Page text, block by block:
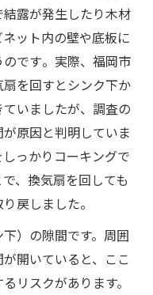
露が発生したり木材
ット内の壁や底板に
です​。実際、福岡市
を回すとシンク下か
いましたが、調査の
原因と判明していま
っかりコーキングで
、換気扇を回しても
戻しました​。
）の隙間です。周囲
開いていると、ここ
リスクがあります。